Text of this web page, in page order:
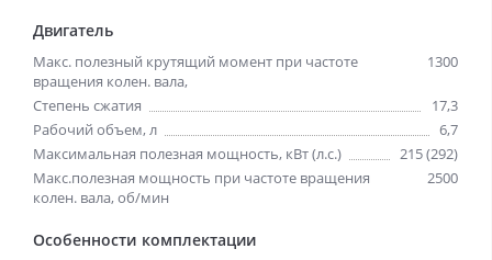
Двигатель
Макс. полезный крутящий момент при частоте
вращения колен. вала,
1300
Степень сжатия
17,3
Рабочий объем, л
6,7
Максимальная полезная мощность, кВт (л.с.)
215 (292)
Макс.полезная мощность при частоте вращения
колен. вала, об/мин
2500
Особенности комплектации